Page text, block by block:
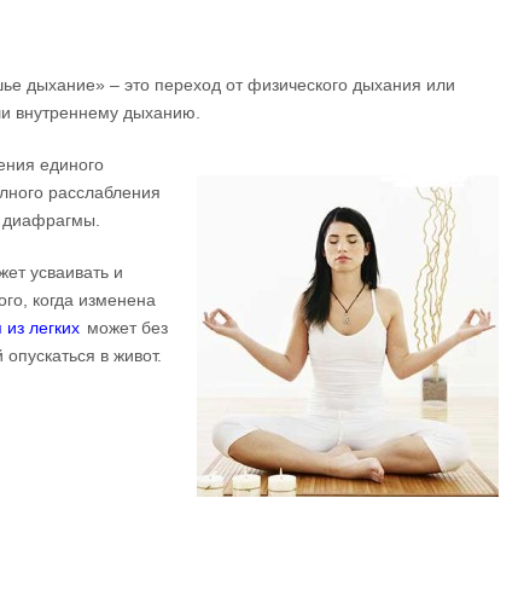
дыхание» – это переход от физического дыхания или
внутреннему дыханию.
единого
расслабления
усваивать и
когда изменена
из легких может без
в живот.